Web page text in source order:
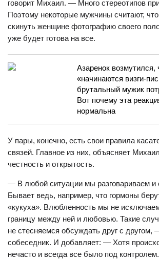
говорит Михаил. — Много стереотипов
Поэтому некоторые мужчины считают,
скинуть женщине фотографию своего
уже будет готова на все.
Азаренок возмутился,
«начинаются визги-
брутальный мужик
Вот почему эта
нормальна
У пары, конечно, есть свои правила
связей. Главное из них, объясняет
честность и открытость.
— В любой ситуации мы разговариваем и
Бывает ведь, например, что гормоны
«кукуха». Влюбленность мы не
границу между ней и любовью. Такие
не стесняемся обсуждать друг с другом,
собеседник. И добавляет: — Хотя
нечасто и всегда все было под